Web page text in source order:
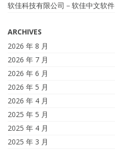
软佳科技有限公司－软佳中文软件
ARCHIVES
2026 年 8 月
2026 年 7 月
2026 年 6 月
2026 年 5 月
2026 年 4 月
2025 年 5 月
2025 年 4 月
2025 年 3 月